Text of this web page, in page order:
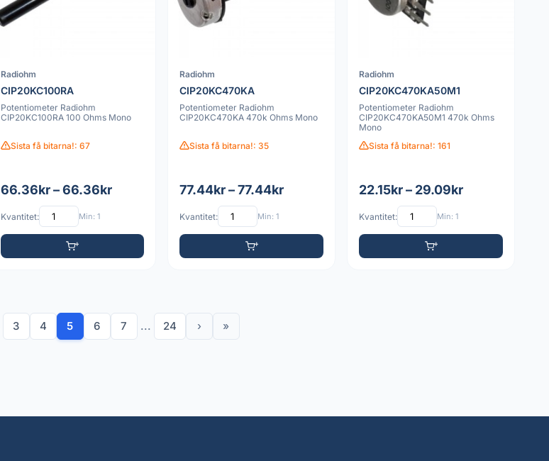
Radiohm
CIP20KC100RA
Potentiometer Radiohm
CIP20KC100RA 100 Ohms Mono
Sista få bitarna!: 67
66.36kr – 66.36kr
Kvantitet: Min: 1
Radiohm
CIP20KC470KA
Potentiometer Radiohm
CIP20KC470KA 470k Ohms Mono
Sista få bitarna!: 35
77.44kr – 77.44kr
Kvantitet: Min: 1
Radiohm
CIP20KC470KA50M1
Potentiometer Radiohm
CIP20KC470KA50M1 470k Ohms
Mono
Sista få bitarna!: 161
22.15kr – 29.09kr
Kvantitet: Min: 1
3 4 5 6 7 ... 24 › »